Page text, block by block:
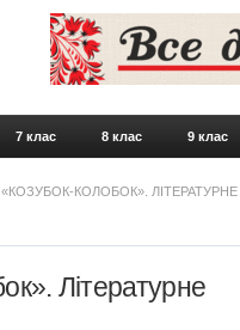
Skip to content
7 клас 8 клас 9 клас
КОЛОБОК». ЛІТЕРАТУРНЕ
Літературне